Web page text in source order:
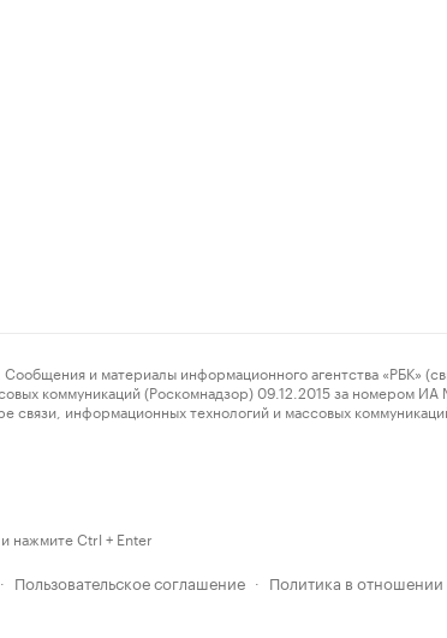
и материалы информационного агентства «РБК»
коммуникаций (Роскомнадзор) 09.12.2015 за номером
связи, информационных технологий и массовых
нажмите Ctrl + Enter
· Пользовательское соглашение · Политика в